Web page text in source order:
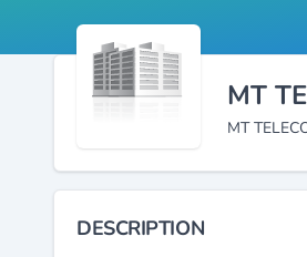
MT
MT
DESCRIPTION